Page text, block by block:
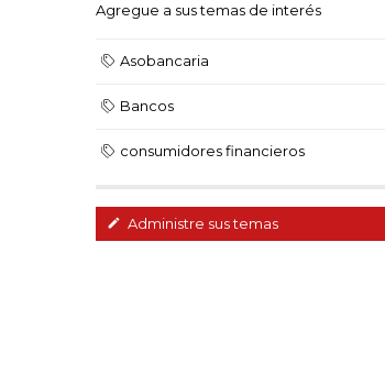
Agregue a sus temas de interés
Asobancaria
Bancos
consumidores financieros
Administre sus temas